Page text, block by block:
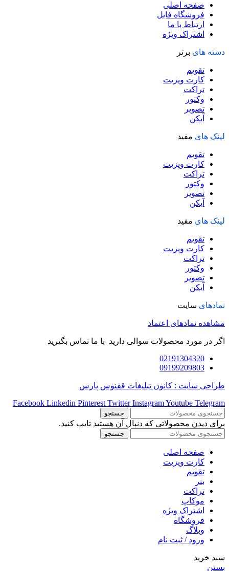
صفحه اصلی
فروشگاه فایل
ارتباط با ما
اشتراک ویژه
دسته های برتر
تقویم
کارت ویزیت
تراکت
وکتور
تصویر
آیکن
لینک های مفید
تقویم
کارت ویزیت
تراکت
وکتور
تصویر
آیکن
لینک های مفید
تقویم
کارت ویزیت
تراکت
وکتور
تصویر
آیکن
نمادهای سایت
مشاهده نمادهای اعتماد
اگر در مورد محصولات سوالی دارید با ما تماس بگیرید
02191304320
09199209803
طراحی سایت : کانون تبلیغات ققنوس پارس
Facebook Linkedin Pinterest Twitter InstagramYoutube Telegram
جستجو
برای دیدن محصولاتی که دنبال آن هستید تایپ کنید.
جستجو
صفحه اصلی
کارت ویزیت
تقویم
بنر
تراکت
موکاپ
اشتراک ویژه
فروشگاه
وبلاگ
ورود / ثبت نام
سبد خرید
بستن